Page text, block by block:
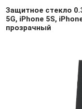
Защитное стекло
5G, iPhone 5S,
прозрачный